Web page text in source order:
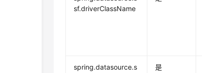
sf.driverClassName
spring.datasource.s
是